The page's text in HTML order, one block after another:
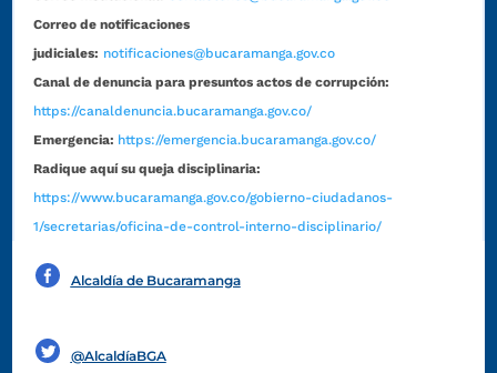
Correo de notificaciones
judiciales: notificaciones@bucaramanga.gov.co
Canal de denuncia para presuntos actos de corrupción:
https://canaldenuncia.bucaramanga.gov.co/
Emergencia: https://emergencia.bucaramanga.gov.co/
Radique aquí su queja disciplinaria:
https://www.bucaramanga.gov.co/gobierno-ciudadanos-
1/secretarias/oficina-de-control-interno-disciplinario/
Alcaldía de Bucaramanga
@AlcaldíaBGA